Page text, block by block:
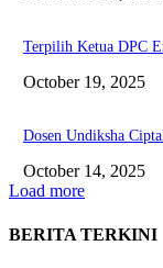
Terpilih Ketua DPC
October 19, 2025
Dosen Undiksha
October 14, 2025
Load more
BERITA TERKINI